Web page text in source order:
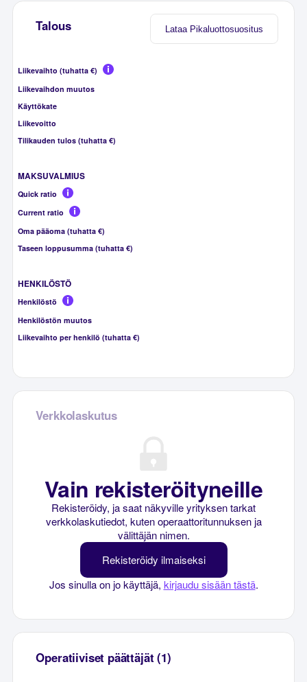
Lataa Pikaluottosuositus
Talous
Liikevaihto (tuhatta €)
Liikevaihdon muutos
Käyttökate
Liikevoitto
Tilikauden tulos (tuhatta €)
MAKSUVALMIUS
Quick ratio
Current ratio
Oma pääoma (tuhatta €)
Taseen loppusumma (tuhatta €)
HENKILÖSTÖ
Henkilöstö
Henkilöstön muutos
Liikevaihto per henkilö (tuhatta €)
Verkkolaskutus
Vain rekisteröityneille
Rekisteröidy, ja saat näkyville yrityksen tarkat
verkkolaskutiedot, kuten operaattoritunnuksen ja
välittäjän nimen.
Rekisteröidy ilmaiseksi
Jos sinulla on jo käyttäjä, kirjaudu sisään tästä.
Operatiiviset päättäjät (1)